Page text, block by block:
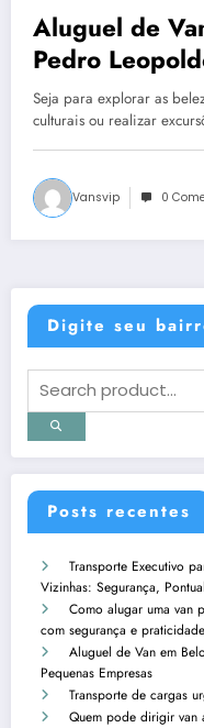
Aluguel de
Pedro
Seja para explorar as
culturais ou realizar
Vansvip 0
Digite seu
Posts recentes
Transporte Executivo
Vizinhas: Segurança,
Como alugar uma van
com segurança e praticidade
Aluguel de Van em
Pequenas Empresas
Transporte de cargas
Quem pode dirigir van